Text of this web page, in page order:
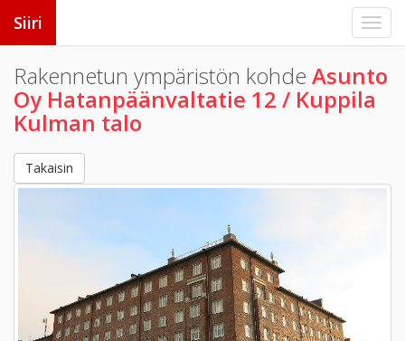
Siiri
Rakennetun ympäristön kohde Asunto
Oy Hatanpäänvaltatie 12 / Kuppila
Kulman talo
Takaisin